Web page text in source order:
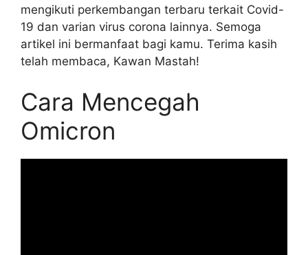
mengikuti perkembangan terbaru terkait Covid-
19 dan varian virus corona lainnya. Semoga
artikel ini bermanfaat bagi kamu. Terima kasih
telah membaca, Kawan Mastah!
Cara Mencegah
Omicron